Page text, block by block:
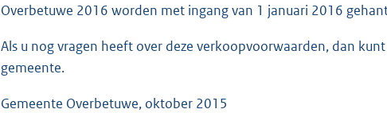
Overbetuwe 2016 worden met ingang van 1 januari 2016
Als u nog vragen heeft over deze verkoopvoorwaarden, dan
gemeente.
Gemeente Overbetuwe, oktober 2015